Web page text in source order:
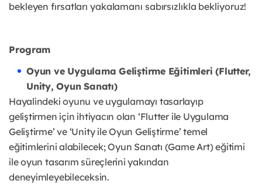
bekleyen fırsatları yakalamanı sabırsızlıkla bekliyoruz!
Program
Oyun ve Uygulama Geliştirme Eğitimleri (Flutter,
Unity, Oyun Sanatı)
Hayalindeki oyunu ve uygulamayı tasarlayıp
geliştirmen için ihtiyacın olan ‘Flutter ile Uygulama
Geliştirme’ ve ‘Unity ile Oyun Geliştirme’ temel
eğitimlerini alabilecek; Oyun Sanatı (Game Art) eğitimi
ile oyun tasarım süreçlerini yakından
deneyimleyebileceksin.